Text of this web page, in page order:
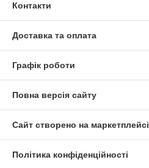
Контакти
Доставка та оплата
Графік роботи
Повна версія сайту
Сайт створено на маркетплейсі
Політика конфіденційності